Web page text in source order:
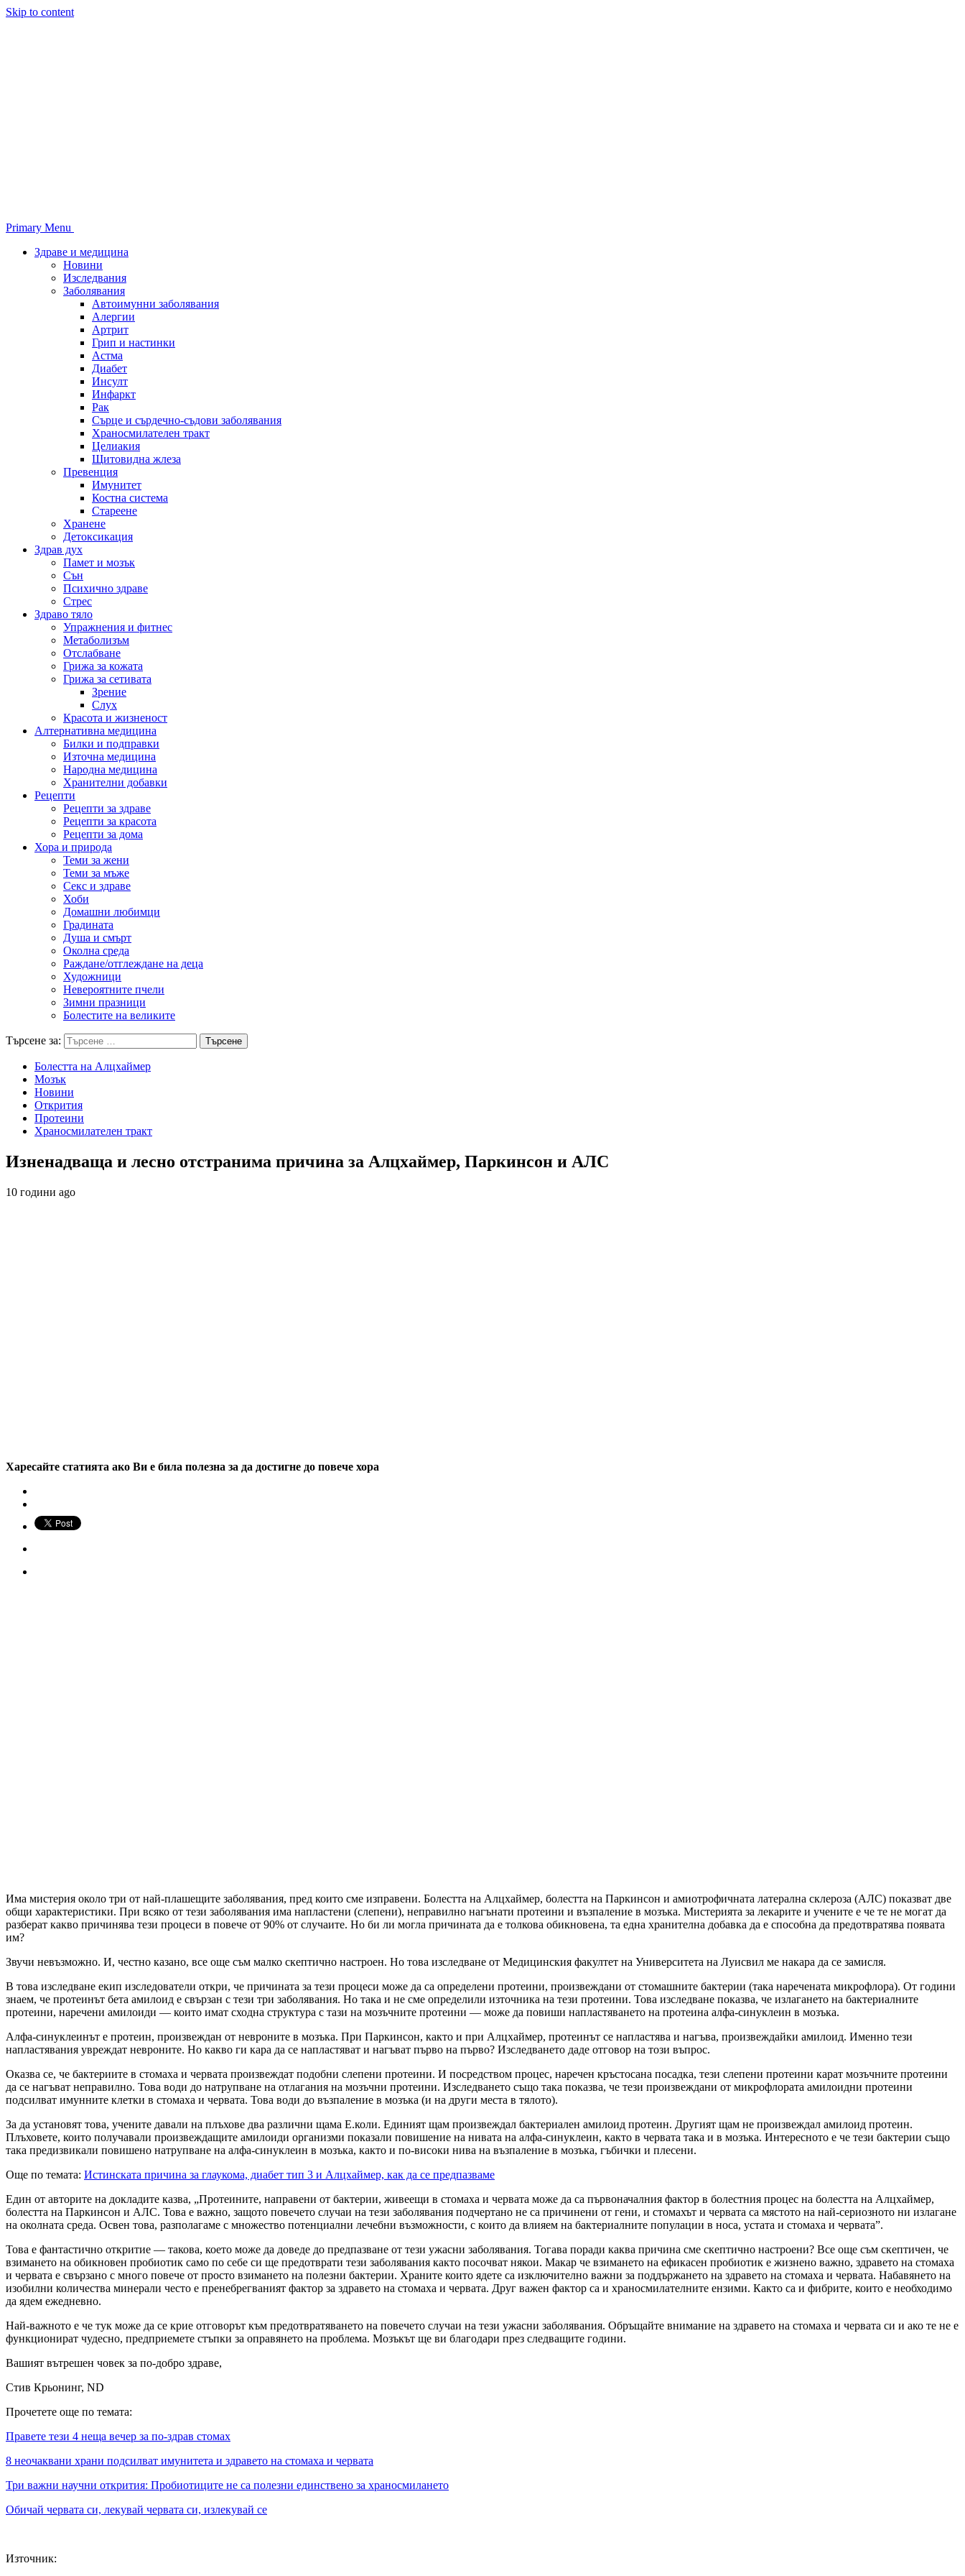
Skip to content
Primary Menu
Здраве и медицина
Новини
Изследвания
Заболявания
Автоимунни заболявания
Алергии
Артрит
Грип и настинки
Астма
Диабет
Инсулт
Инфаркт
Рак
Сърце и сърдечно-съдови заболявания
Храносмилателен тракт
Целиакия
Щитовидна жлеза
Превенция
Имунитет
Костна система
Стареене
Хранене
Детоксикация
Здрав дух
Памет и мозък
Сън
Психично здраве
Стрес
Здраво тяло
Упражнения и фитнес
Метаболизъм
Отслабване
Грижа за кожата
Грижа за сетивата
Зрение
Слух
Красота и жизненост
Алтернативна медицина
Билки и подправки
Източна медицина
Народна медицина
Хранителни добавки
Рецепти
Рецепти за здраве
Рецепти за красота
Рецепти за дома
Хора и природа
Теми за жени
Теми за мъже
Секс и здраве
Хоби
Домашни любимци
Градината
Душа и смърт
Околна среда
Раждане/отглеждане на деца
Художници
Невероятните пчели
Зимни празници
Болестите на великите
Търсене за:
Болестта на Алцхаймер
Мозък
Новини
Открития
Протеини
Храносмилателен тракт
Изненадваща и лесно отстранима причина за Алцхаймер, Паркинсон и АЛС
10 години ago
Харесайте статията ако Ви е била полезна за да достигне до повече хора
Има мистерия около три от най-плашещите заболявания, пред които сме изправени. Болестта на Алцхаймер, болестта на Паркинсон и амиотрофичната латерална склероза (АЛС) показват две
общи характеристики. При всяко от тези заболявания има напластени (слепени), неправилно нагънати протеини и възпаление в мозъка. Мистерията за лекарите и учените е че те не могат да
разберат какво причинява тези процеси в повече от 90% от случаите. Но би ли могла причината да е толкова обикновена, та една хранителна добавка да е способна да предотвратява появата
им?
Звучи невъзможно. И, честно казано, все още съм малко скептично настроен. Но това изследване от Медицинския факултет на Университета на Луисвил ме накара да се замисля.
В това изследване екип изследователи откри, че причината за тези процеси може да са определени протеини, произвеждани от стомашните бактерии (така наречената микрофлора). От години
знаем, че протеинът бета амилоид е свързан с тези три заболявания. Но така и не сме определили източника на тези протеини. Това изследване показва, че излагането на бактериалните
протеини, наречени амилоиди — които имат сходна структура с тази на мозъчните протеини — може да повиши напластяването на протеина алфа-синуклеин в мозъка.
Алфа-синуклеинът е протеин, произвеждан от невроните в мозъка. При Паркинсон, както и при Алцхаймер, протеинът се напластява и нагъва, произвеждайки амилоид. Именно тези
напластявания увреждат невроните. Но какво ги кара да се напластяват и нагъват първо на първо? Изследването даде отговор на този въпрос.
Оказва се, че бактериите в стомаха и червата произвеждат подобни слепени протеини. И посредством процес, наречен кръстосана посадка, тези слепени протеини карат мозъчните протеини
да се нагъват неправилно. Това води до натрупване на отлагания на мозъчни протеини. Изследването също така показва, че тези произвеждани от микрофлората амилоидни протеини
подсилват имунните клетки в стомаха и червата. Това води до възпаление в мозъка (и на други места в тялото).
За да установят това, учените давали на плъхове два различни щама Е.коли. Единият щам произвеждал бактериален амилоид протеин. Другият щам не произвеждал амилоид протеин.
Плъховете, които получавали произвеждащите амилоиди организми показали повишение на нивата на алфа-синуклеин, както в червата така и в мозъка. Интересното е че тези бактерии също
така предизвикали повишено натрупване на алфа-синуклеин в мозъка, както и по-високи нива на възпаление в мозъка, гъбички и плесени.
Още по темата: Истинската причина за глаукома, диабет тип 3 и Алцхаймер, как да се предпазваме
Един от авторите на докладите казва, „Протеините, направени от бактерии, живеещи в стомаха и червата може да са първоначалния фактор в болестния процес на болестта на Алцхаймер,
болестта на Паркинсон и АЛС. Това е важно, защото повечето случаи на тези заболявания подчертано не са причинени от гени, и стомахът и червата са мястото на най-сериозното ни излагане
на околната среда. Освен това, разполагаме с множество потенциални лечебни възможности, с които да влияем на бактериалните популации в носа, устата и стомаха и червата”.
Това е фантастично откритие — такова, което може да доведе до предпазване от тези ужасни заболявания. Тогава поради каква причина сме скептично настроени? Все още съм скептичен, че
взимането на обикновен пробиотик само по себе си ще предотврати тези заболявания както посочват някои. Макар че взимането на ефикасен пробиотик е жизнено важно, здравето на стомаха
и червата е свързано с много повече от просто взимането на полезни бактерии. Храните които ядете са изключително важни за поддържането на здравето на стомаха и червата. Набавянето на
изобилни количества минерали често е пренебрегваният фактор за здравето на стомаха и червата. Друг важен фактор са и храносмилателните ензими. Както са и фибрите, които е необходимо
да ядем ежедневно.
Най-важното е че тук може да се крие отговорът към предотвратяването на повечето случаи на тези ужасни заболявания. Обръщайте внимание на здравето на стомаха и червата си и ако те не е
функционират чудесно, предприемете стъпки за оправянето на проблема. Мозъкът ще ви благодари през следващите години.
Вашият вътрешен човек за по-добро здраве,
Стив Крьонинг, ND
Прочетете още по темата:
Правете тези 4 неща вечер за по-здрав стомах
8 неочаквани храни подсилват имунитета и здравето на стомаха и червата
Три важни научни открития: Пробиотиците не са полезни единствено за храносмилането
Обичай червата си, лекувай червата си, излекувай се
Източник: